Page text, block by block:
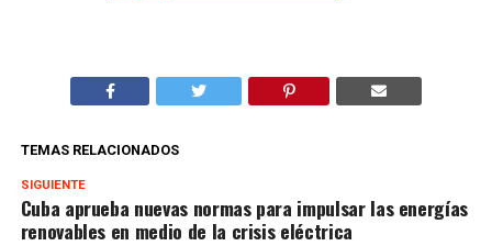
TEMAS RELACIONADOS
SIGUIENTE
Cuba aprueba nuevas normas para impulsar las energías
renovables en medio de la crisis eléctrica